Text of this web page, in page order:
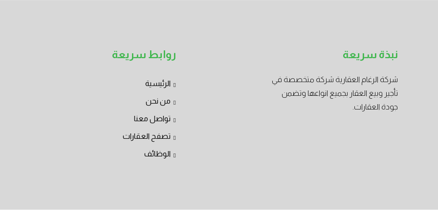
نبذة سريعة
شركة الرغام العقارية شركة متخصصة في
تأجير وبيع العقار بجميع انواعها وتضمن
جودة العقارات.
روابط سريعة
الرئيسية
من نحن
تواصل معنا
تصفح العقارات
الوظائف